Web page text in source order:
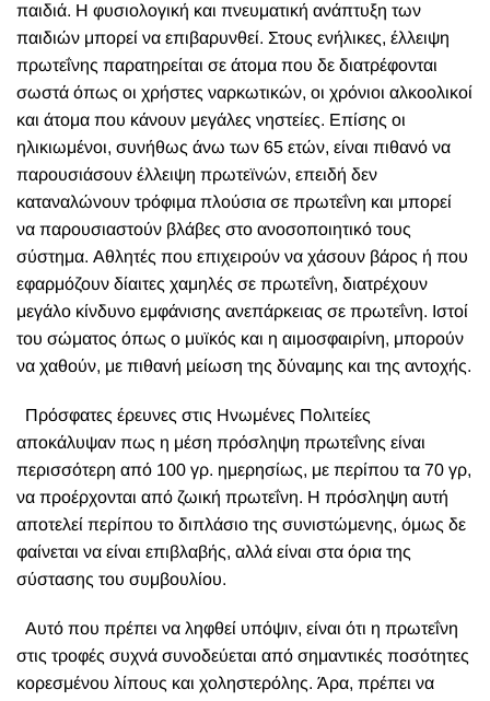
παιδιά. Η φυσιολογική και πνευματική ανάπτυξη των
παιδιών μπορεί να επιβαρυνθεί. Στους ενήλικες, έλλειψη
πρωτεΐνης παρατηρείται σε άτομα που δε διατρέφονται
σωστά όπως οι χρήστες ναρκωτικών, οι χρόνιοι αλκοολικοί
και άτομα που κάνουν μεγάλες νηστείες. Επίσης οι
ηλικιωμένοι, συνήθως άνω των 65 ετών, είναι πιθανό να
παρουσιάσουν έλλειψη πρωτεϊνών, επειδή δεν
καταναλώνουν τρόφιμα πλούσια σε πρωτεΐνη και μπορεί
να παρουσιαστούν βλάβες στο ανοσοποιητικό τους
σύστημα. Αθλητές που επιχειρούν να χάσουν βάρος ή που
εφαρμόζουν δίαιτες χαμηλές σε πρωτεΐνη, διατρέχουν
μεγάλο κίνδυνο εμφάνισης ανεπάρκειας σε πρωτεΐνη. Ιστοί
του σώματος όπως ο μυϊκός και η αιμοσφαιρίνη, μπορούν
να χαθούν, με πιθανή μείωση της δύναμης και της αντοχής.
Πρόσφατες έρευνες στις Ηνωμένες Πολιτείες
αποκάλυψαν πως η μέση πρόσληψη πρωτεΐνης είναι
περισσότερη από 100 γρ. ημερησίως, με περίπου τα 70 γρ,
να προέρχονται από ζωική πρωτεΐνη. Η πρόσληψη αυτή
αποτελεί περίπου το διπλάσιο της συνιστώμενης, όμως δε
φαίνεται να είναι επιβλαβής, αλλά είναι στα όρια της
σύστασης του συμβουλίου.
Αυτό που πρέπει να ληφθεί υπόψιν, είναι ότι η πρωτεΐνη
στις τροφές συχνά συνοδεύεται από σημαντικές ποσότητες
κορεσμένου λίπους και χοληστερόλης. Άρα, πρέπει να